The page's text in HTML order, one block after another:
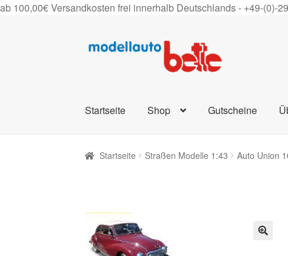
ab 100,00€ Versandkosten frei innerhalb Deutschlands - +49-(0)-
Zur
Zum
Startseite Shop Gutscheine
Startseite Straßen Modelle 1:43 Auto Union